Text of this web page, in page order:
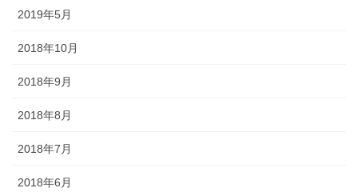
2019年5月
2018年10月
2018年9月
2018年8月
2018年7月
2018年6月
り」、「手取火まつり」、「鳥越一向一揆まつり」、「加賀獅子
ほうらいまつり」や「美川おかえり祭り」等のほか、雪や自然、豊